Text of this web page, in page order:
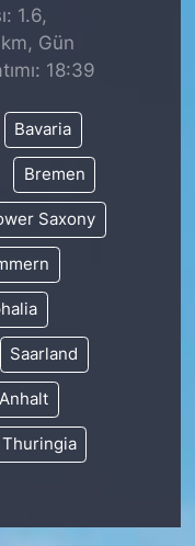
1.6,
Gün
18:39
Bavaria
Bremen
Saxony
Saarland
Thuringia